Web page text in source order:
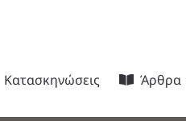
Κατασκηνώσεις Άρθρα